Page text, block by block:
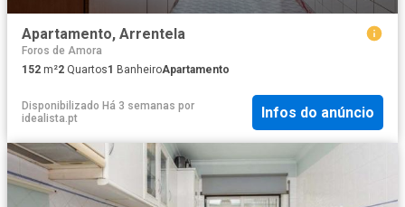
Apartamento, Arrentela
Foros de Amora
152 m²2 Quartos1 BanheiroApartamento
Disponibilizado Há 3 semanas por
idealista.pt
Infos do anúncio